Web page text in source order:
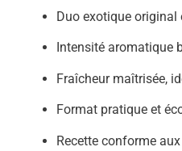
Duo exotique
Intensité aromatique
Fraîcheur maîtrisée,
Format pratique et
Recette conforme